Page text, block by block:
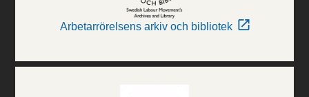
Arbetarrörelsens arkiv och bibliotek